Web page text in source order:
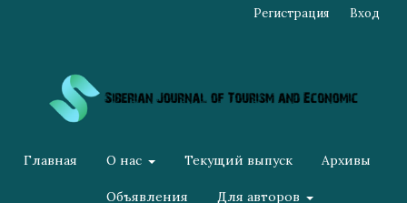
Главная О нас Текущий выпуск Архивы
Объявления Для авторов
Регистрация Вход